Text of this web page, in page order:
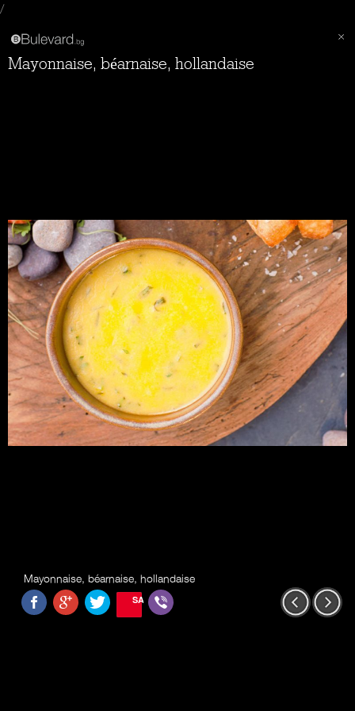
/
Mayonnaise, béarnaise, hollandaise
Mayonnaise, béarnaise, hollandaise
SAVE